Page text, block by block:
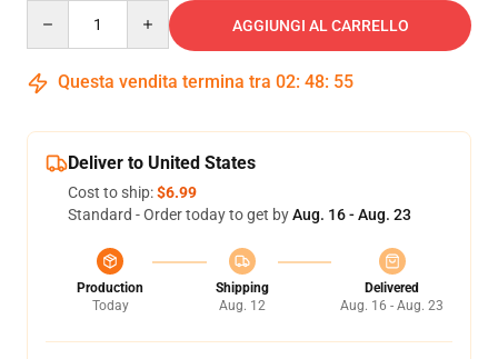
AGGIUNGI AL CARRELLO
Questa vendita termina tra 02: 48: 55
Deliver to United States
Cost to ship:$6.99
Standard - Order today to get byAug. 16 - Aug. 23
Production
Today
Shipping
Aug. 12
Delivered
Aug. 16 - Aug. 23